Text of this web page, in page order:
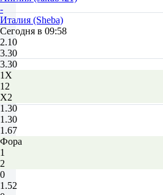
-
Италия (Sheba)
Сегодня в 09:58
2.10
3.30
3.30
1X
12
X2
1.30
1.30
1.67
Фора
1
2
0
1.52